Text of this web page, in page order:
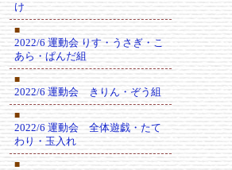
け
■
2022/6 運動会 りす・うさぎ・こ
あら・ぱんだ組
■
2022/6 運動会 きりん・ぞう組
■
2022/6 運動会 全体遊戯・たて
わり・玉入れ
■